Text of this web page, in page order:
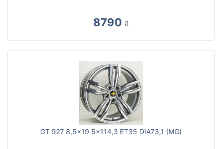
8790 ₴
GT 927 8,5x19 5x114,3 ET35 DIA73,1 (MG)